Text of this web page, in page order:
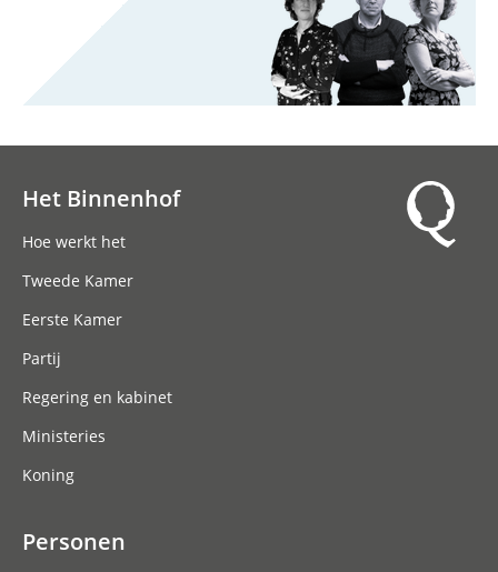
Het Binnenhof
Hoe werkt het
Tweede Kamer
Eerste Kamer
Partij
Regering en kabinet
Ministeries
Koning
Personen